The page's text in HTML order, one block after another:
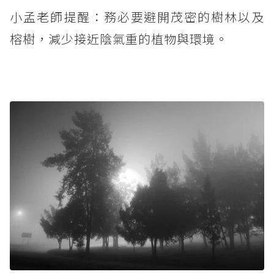
小孟老師提醒：務必要避開茂密的樹林以及
榕樹，減少接近陰氣重的植物與環境。